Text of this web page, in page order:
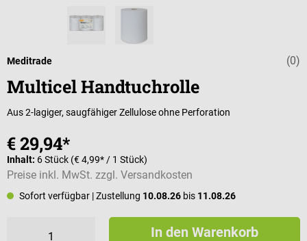
(0)
Meditrade
Multicel Handtuchrolle
Aus 2-lagiger, saugfähiger Zellulose ohne Perforation
€ 29,94*
Inhalt: 6 Stück (€ 4,99* / 1 Stück)
Preise inkl. MwSt. zzgl. Versandkosten
Sofort verfügbar | Zustellung 10.08.26 bis 11.08.26
In den Warenkorb